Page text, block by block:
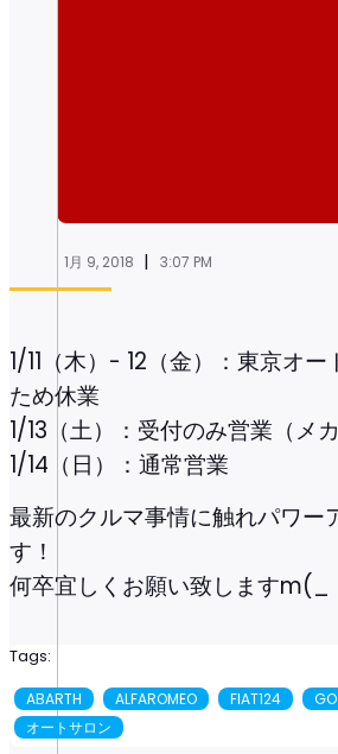
1月 9, 2018 | 3:07 PM
1/11（木）- 12（金）：東京オ
ため休業
1/13（土）：受付のみ営業（メ
1/14（日）：通常営業
最新のクルマ事情に触れパワー
す！
何卒宜しくお願い致します
Tags:
ABARTH ALFAROMEO FIAT124
オートサロン